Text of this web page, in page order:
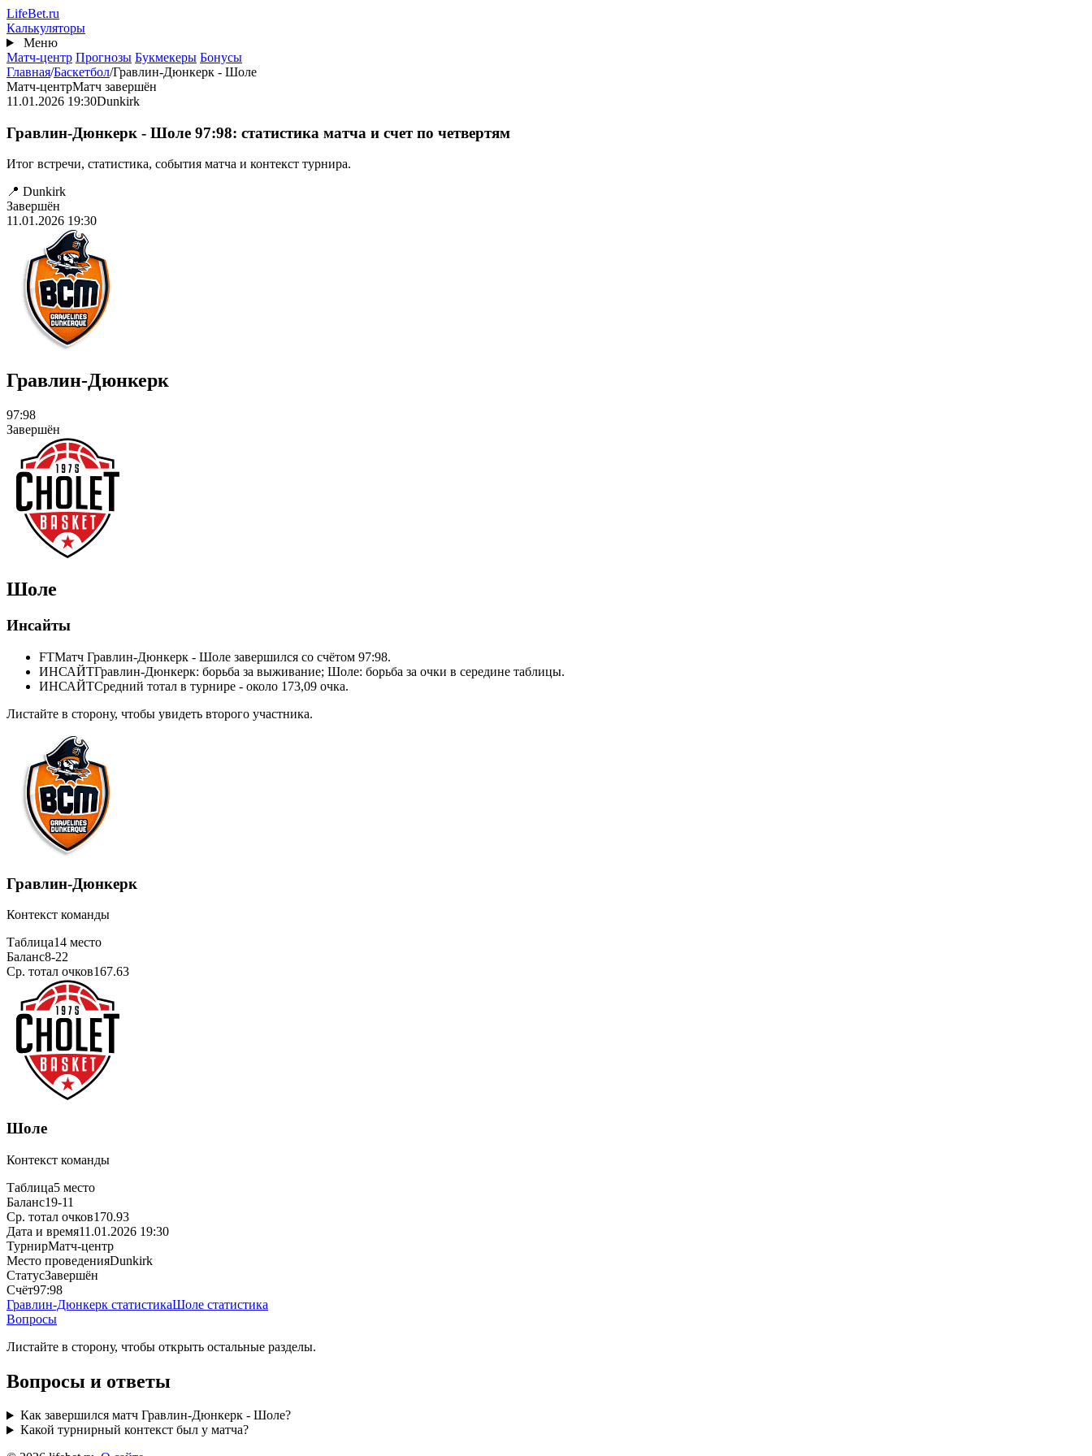
Перейти
к
основному
содержанию
LifeBet.ru
Калькуляторы
Меню
Матч-центр Прогнозы Букмекеры Бонусы
Главная/Баскетбол/Гравлин-Дюнкерк - Шоле
Матч-центрМатч завершён
11.01.2026 19:30Dunkirk
Гравлин-Дюнкерк - Шоле 97:98: статистика матча и счет по четвертям
Итог встречи, статистика, события матча и контекст турнира.
📍 Dunkirk
Завершён
11.01.2026 19:30
Гравлин-Дюнкерк
97:98
Завершён
Шоле
Инсайты
FTМатч Гравлин-Дюнкерк - Шоле завершился со счётом 97:98.
ИНСАЙТГравлин-Дюнкерк: борьба за выживание; Шоле: борьба за очки в середине таблицы.
ИНСАЙТСредний тотал в турнире - около 173,09 очка.
Листайте в сторону, чтобы увидеть второго участника.
Гравлин-Дюнкерк
Контекст команды
Таблица14 место
Баланс8-22
Ср. тотал очков167.63
Шоле
Контекст команды
Таблица5 место
Баланс19-11
Ср. тотал очков170.93
Дата и время11.01.2026 19:30
ТурнирМатч-центр
Место проведенияDunkirk
СтатусЗавершён
Счёт97:98
Гравлин-Дюнкерк статистикаШоле статистика
Вопросы
Листайте в сторону, чтобы открыть остальные разделы.
Вопросы и ответы
Как завершился матч Гравлин-Дюнкерк - Шоле?
Какой турнирный контекст был у матча?